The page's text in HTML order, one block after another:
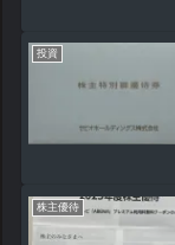
投資
株主優待